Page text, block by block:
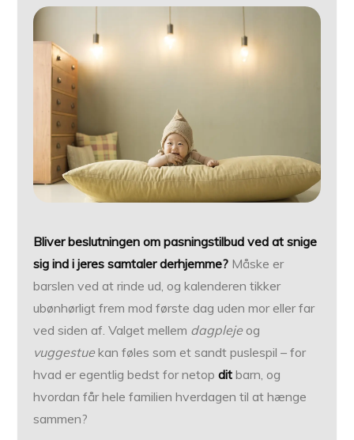
Bliver beslutningen om pasningstilbud ved at snige
sig ind i jeres samtaler derhjemme? Måske er
barslen ved at rinde ud, og kalenderen tikker
ubønhørligt frem mod første dag uden mor eller far
ved siden af. Valget mellem dagplejeog
vuggestuekan føles som et sandt puslespil – for
hvad er egentlig bedst for netopdit barn, og
hvordan får hele familien hverdagen til at hænge
sammen?